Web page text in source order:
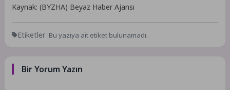
Kaynak: (BYZHA) Beyaz Haber Ajansı
Etiketler :Bu yazıya ait etiket bulunamadı.
Bir Yorum Yazın